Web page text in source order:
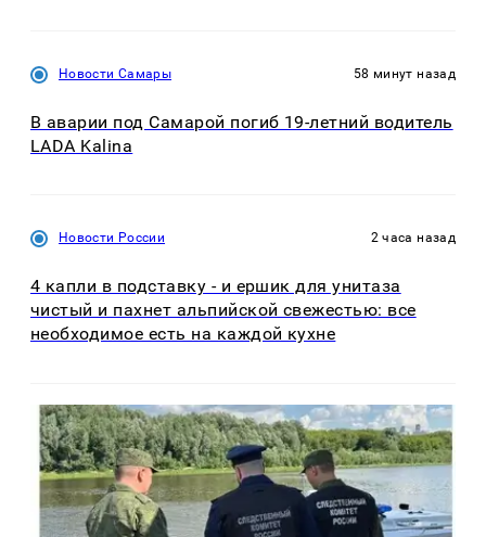
Новости Самары 58 минут назад
В аварии под Самарой погиб 19-летний водитель
LADA Kalina
Новости России 2 часа назад
4 капли в подставку - и ершик для унитаза
чистый и пахнет альпийской свежестью: все
необходимое есть на каждой кухне